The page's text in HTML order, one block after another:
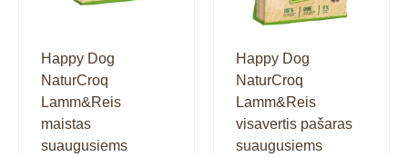
Happy Dog
NaturCroq
Lamm&Reis
maistas
suaugusiems
Happy Dog
NaturCroq
Lamm&Reis
visavertis pašaras
suaugusiems